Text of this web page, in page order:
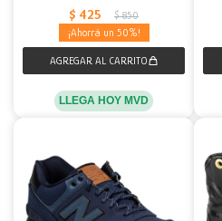
$ 425 $ 850
50
LLEGA HOY MVD